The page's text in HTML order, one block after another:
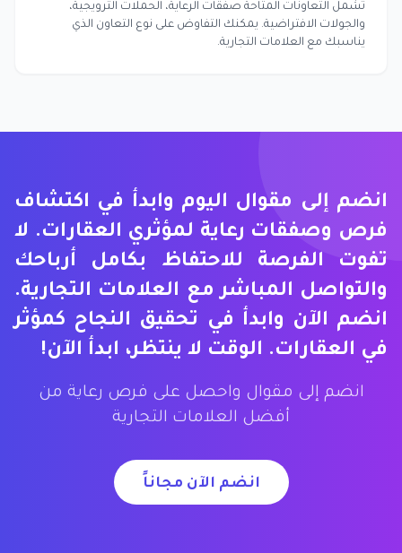
تشمل التعاونات المتاحة صفقات الرعاية، الحملات الترويجية،
والجولات الافتراضية. يمكنك التفاوض على نوع التعاون الذي
يناسبك مع العلامات التجارية.
انضم إلى مقوال اليوم وابدأ في اكتشاف
فرص وصفقات رعاية لمؤثري العقارات. لا
تفوت الفرصة للاحتفاظ بكامل أرباحك
والتواصل المباشر مع العلامات التجارية.
انضم الآن وابدأ في تحقيق النجاح كمؤثر
في العقارات. الوقت لا ينتظر، ابدأ الآن!
انضم إلى مقوال واحصل على فرص رعاية من
أفضل العلامات التجارية
انضم الآن مجاناً